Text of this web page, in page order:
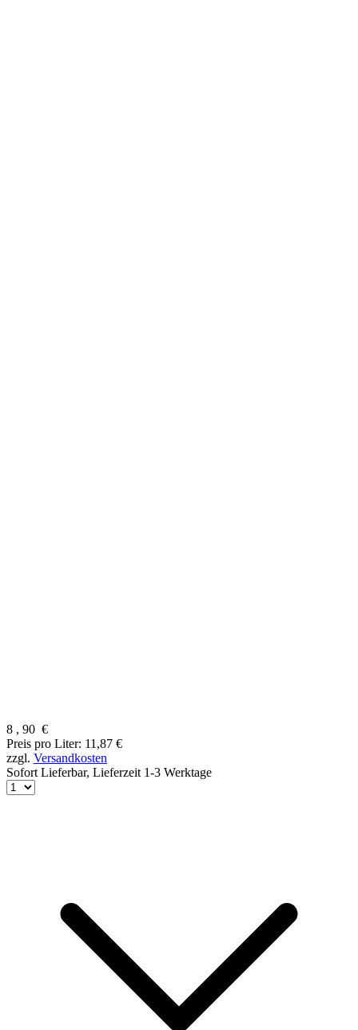
8 , 90 €
Preis pro Liter: 11,87 €
zzgl. Versandkosten
Sofort Lieferbar, Lieferzeit 1-3 Werktage